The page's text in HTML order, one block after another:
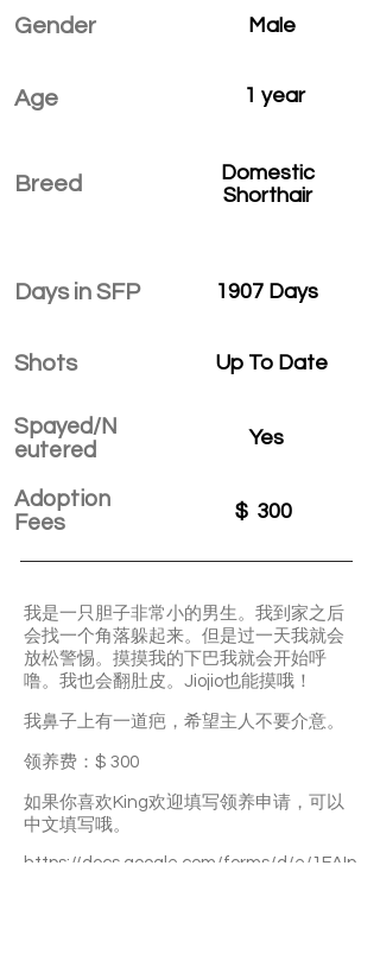
Gender
Age
Breed
Days in SFP
Shots
Spayed/N
eutered
Adoption
Fees
Male
1 year
Domestic
Shorthair
1907 Days
Up To Date
Yes
$ 300
我是一只胆子非常小的男生。我到家之后
会找一个角落躲起来。但是过一天我就会
放松警惕。摸摸我的下巴我就会开始呼
噜。我也会翻肚皮。Jiojio也能摸哦！
我鼻子上有一道疤，希望主人不要介意。
领养费：$ 300
如果你喜欢King欢迎填写领养申请，可以
中文填写哦。
https://docs.google.com/forms/d/e/1FAIp